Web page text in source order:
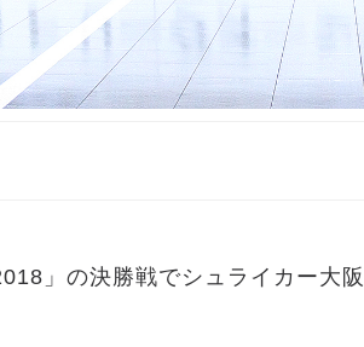
」の決勝戦でシュライカー大